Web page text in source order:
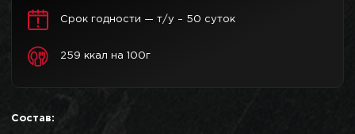
Срок годности — т/у – 50 суток
259 ккал на 100г
Состав: